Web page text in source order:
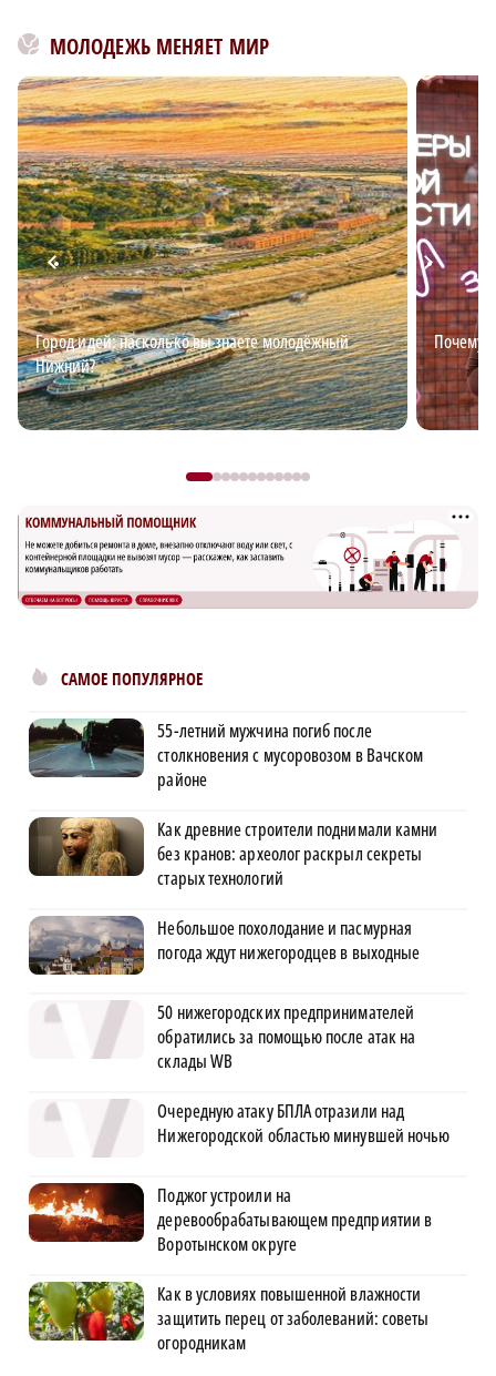
МОЛОДЕЖЬ МЕНЯЕТ МИР
Город идей: насколько вы знаете молодёжный
Нижний?
Почему
САМОЕ ПОПУЛЯРНОЕ
55-летний мужчина погиб после
столкновения с мусоровозом в Вачском
районе
Как древние строители поднимали камни
без кранов: археолог раскрыл секреты
старых технологий
Небольшое похолодание и пасмурная
погода ждут нижегородцев в выходные
50 нижегородских предпринимателей
обратились за помощью после атак на
склады WB
Очередную атаку БПЛА отразили над
Нижегородской областью минувшей ночью
Поджог устроили на
деревообрабатывающем предприятии в
Воротынском округе
Как в условиях повышенной влажности
защитить перец от заболеваний: советы
огородникам